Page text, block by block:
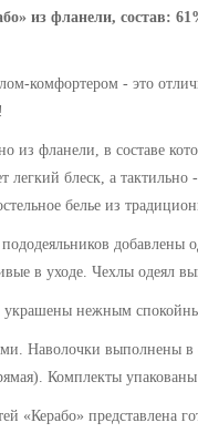
из фланели, состав:
комфортером - это
из фланели, в составе
легкий блеск, а
белье из
добавлены
в уходе. Чехлы одеял
украшены нежным
Наволочки выполнены в
Комплекты
«Керабо» представлена